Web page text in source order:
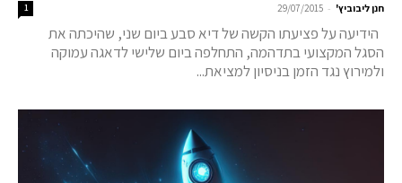
חנן ליבוביץ' -
29/07/2015
1
הידיעה על פציעתו הקשה של דיא סבע ביום שני, שהיכתה את
הסגל המקצועי בתדהמה, התחלפה ביום שלישי לדאגה עמוקה
ולמירוץ נגד הזמן בניסיון למציאת...